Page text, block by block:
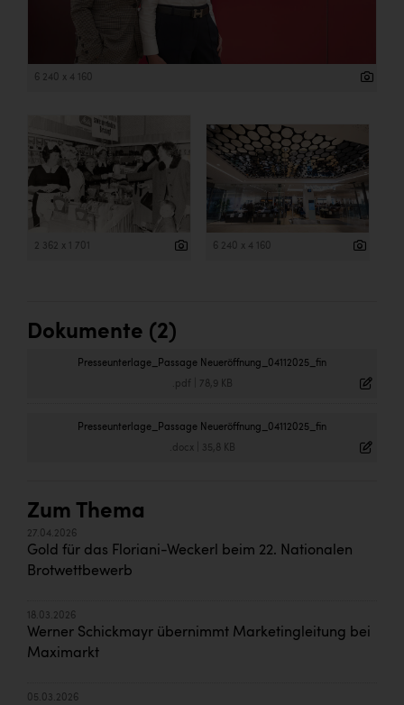
6 240 x 4 160
2 362 x 1 701 6 240 x 4 160
Dokumente (2)
Presseunterlage_Passage Neueröffnung_04112025_fin
.pdf 78,9 KB
Presseunterlage_Passage Neueröffnung_04112025_fin
.docx| 35,8 KB
Zum Thema
27.04.2026
Gold für das Floriani-Weckerl beim 22. Nationalen
Brotwettbewerb
18.03.2026
Werner Schickmayr übernimmt Marketingleitung bei
Maximarkt
05.03.2026